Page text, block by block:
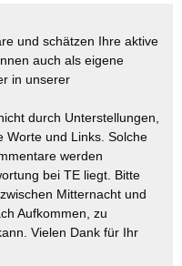
und schätzen Ihre aktive
auch als eigene
in unserer
durch Unterstellungen,
Worte und Links. Solche
werden
bei TE liegt. Bitte
Mitternacht und
Aufkommen, zu
Vielen Dank für Ihr